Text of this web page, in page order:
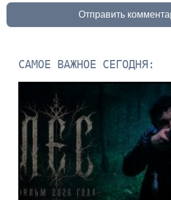
Отправить
САМОЕ ВАЖНОЕ СЕГОДНЯ: